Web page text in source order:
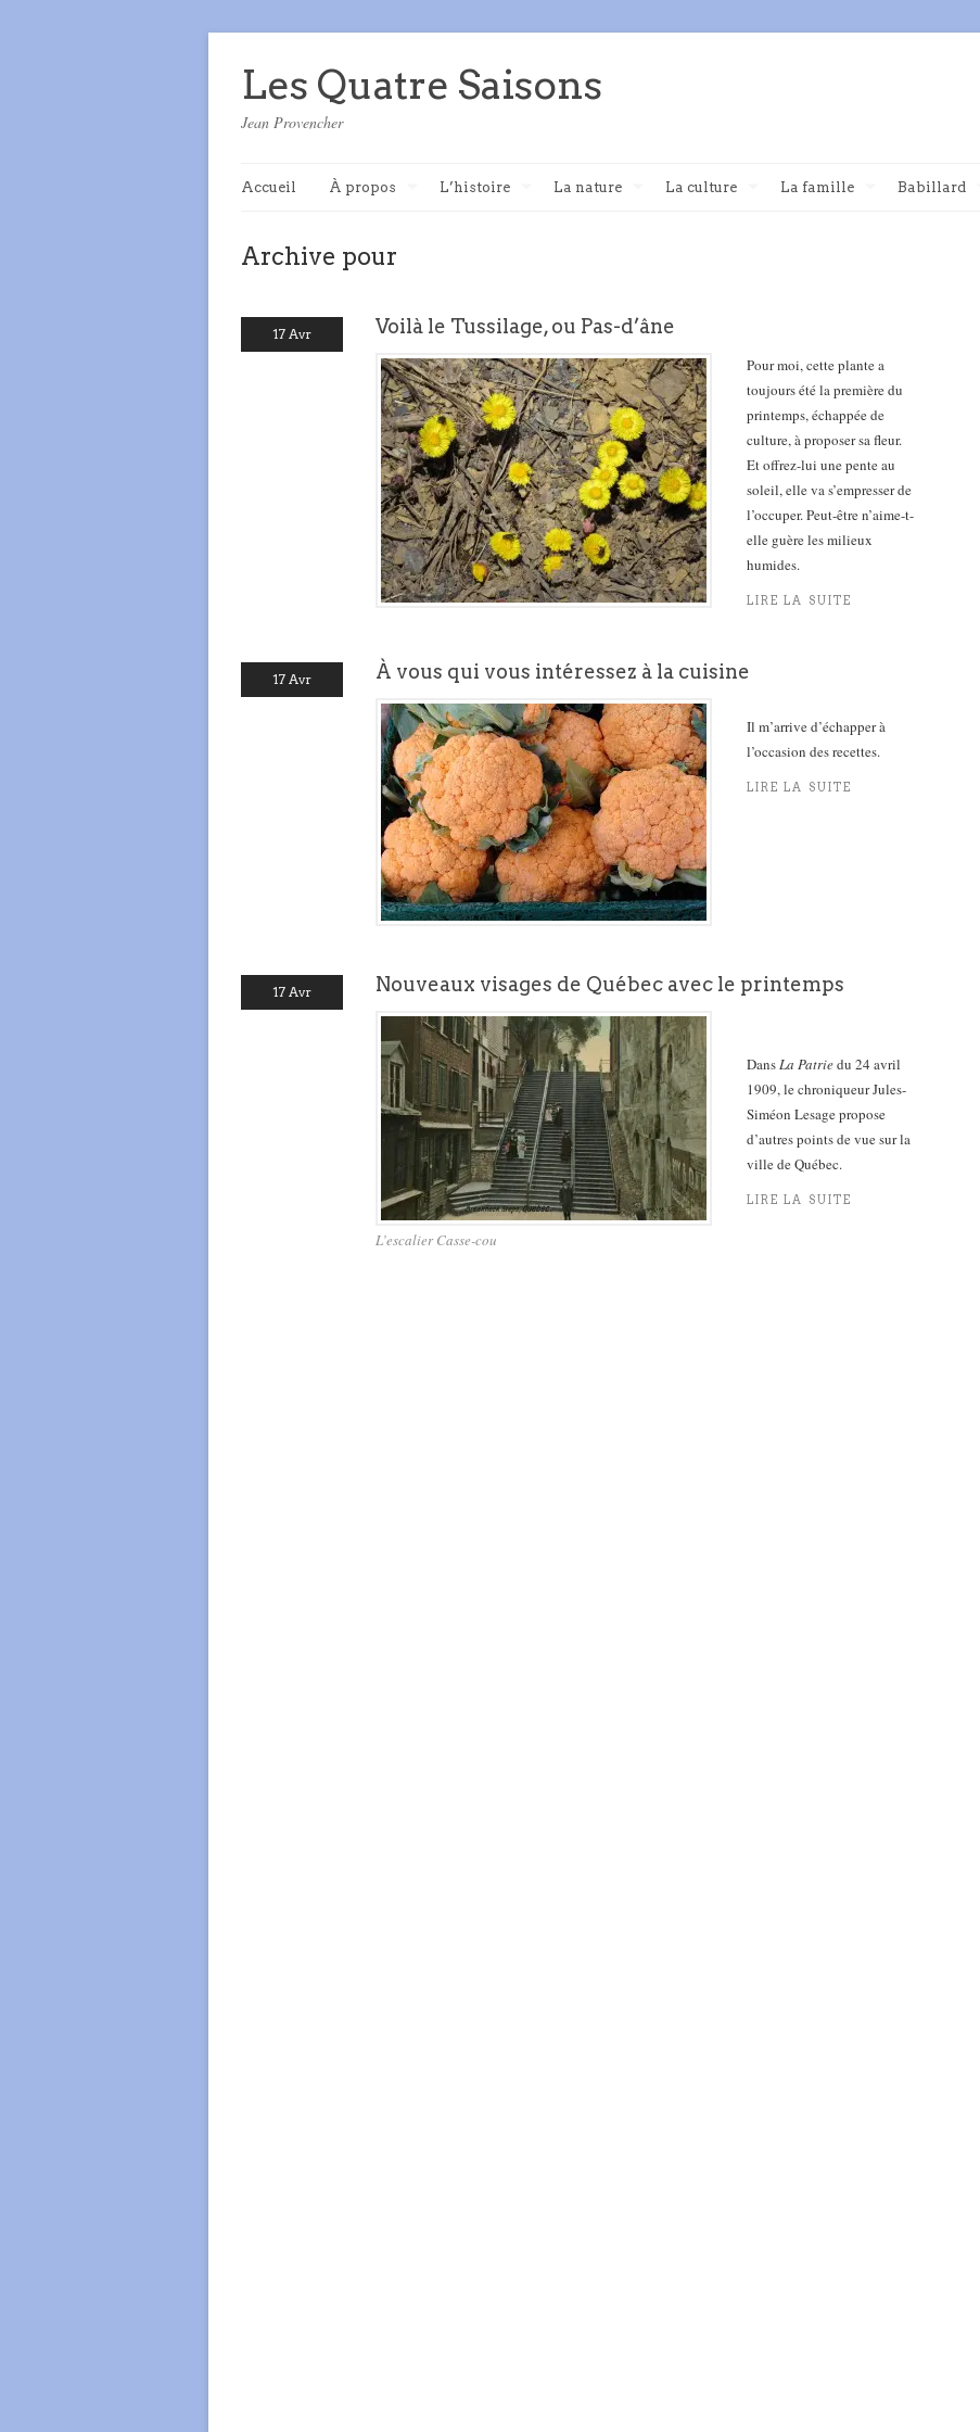
Les Quatre Saisons
Jean Provencher
Accueil À propos L’histoire La nature La culture La famille Babillard
Archive pour
17 Avr Voilà le Tussilage, ou Pas-d’âne
Pour moi, cette plante a
toujours été la première du
printemps, échappée de
culture, à proposer sa fleur.
Et offrez-lui une pente au
soleil, elle va s’empresser de
l’occuper. Peut-être n’aime-t-
elle guère les milieux
humides.
LIRE LA SUITE
17 Avr À vous qui vous intéressez à la cuisine
Il m’arrive d’échapper à
l’occasion des recettes.
LIRE LA SUITE
17 Avr Nouveaux visages de Québec avec le printemps
L’escalier Casse-cou
DansLa Patriedu 24 avril
1909, le chroniqueur Jules-
Siméon Lesage propose
d’autres points de vue sur la
ville de Québec.
LIRE LA SUITE